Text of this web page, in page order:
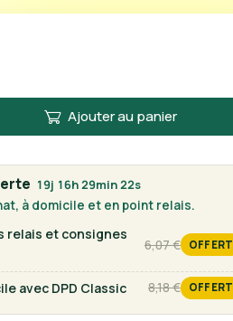
Ajouter au panier
19j 16h 29min 21s
à domicile et en point relais.
relais et consignes
6,07 €
tarif habituel
OFFERT
avec DPD Classic 8,18 €
tarif habituel
OFFERT